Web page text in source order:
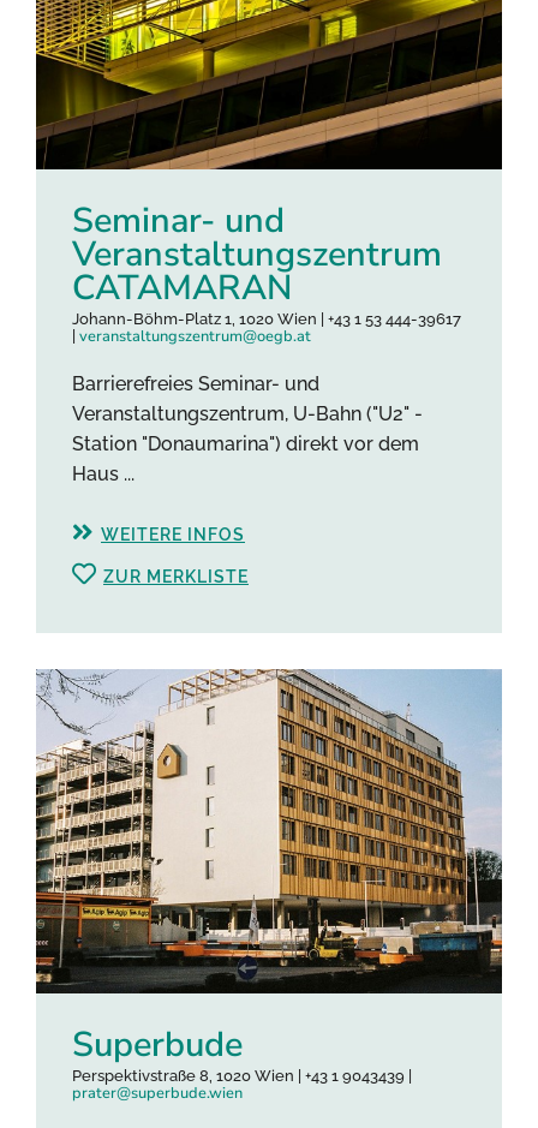
Seminar- und
Veranstaltungszentrum
CATAMARAN
Johann-Böhm-Platz 1, 1020 Wien | +43 1 53 444-39617
veranstaltungszentrum@oegb.at
Barrierefreies Seminar- und
Veranstaltungszentrum, U-Bahn ("U2" -
Station "Donaumarina") direkt vor dem
Haus ...
WEITERE INFOS
ZUR MERKLISTE
Superbude
Perspektivstraße 8, 1020 Wien | +43 1 9043439 |
prater@superbude.wien